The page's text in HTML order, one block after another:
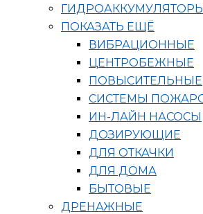
ПОКАЗАТЬ ЕЩЁ
ВИБРАЦИОННЫЕ
ЦЕНТРОБЕЖНЫЕ
ПОВЫСИТЕЛЬНЫЕ
СИСТЕМЫ
ИН-ЛАЙН НАСОСЫ
ДОЗИРУЮЩИЕ
ДЛЯ ОТКАЧКИ
ДЛЯ ДОМА
БЫТОВЫЕ
ДРЕНАЖНЫЕ